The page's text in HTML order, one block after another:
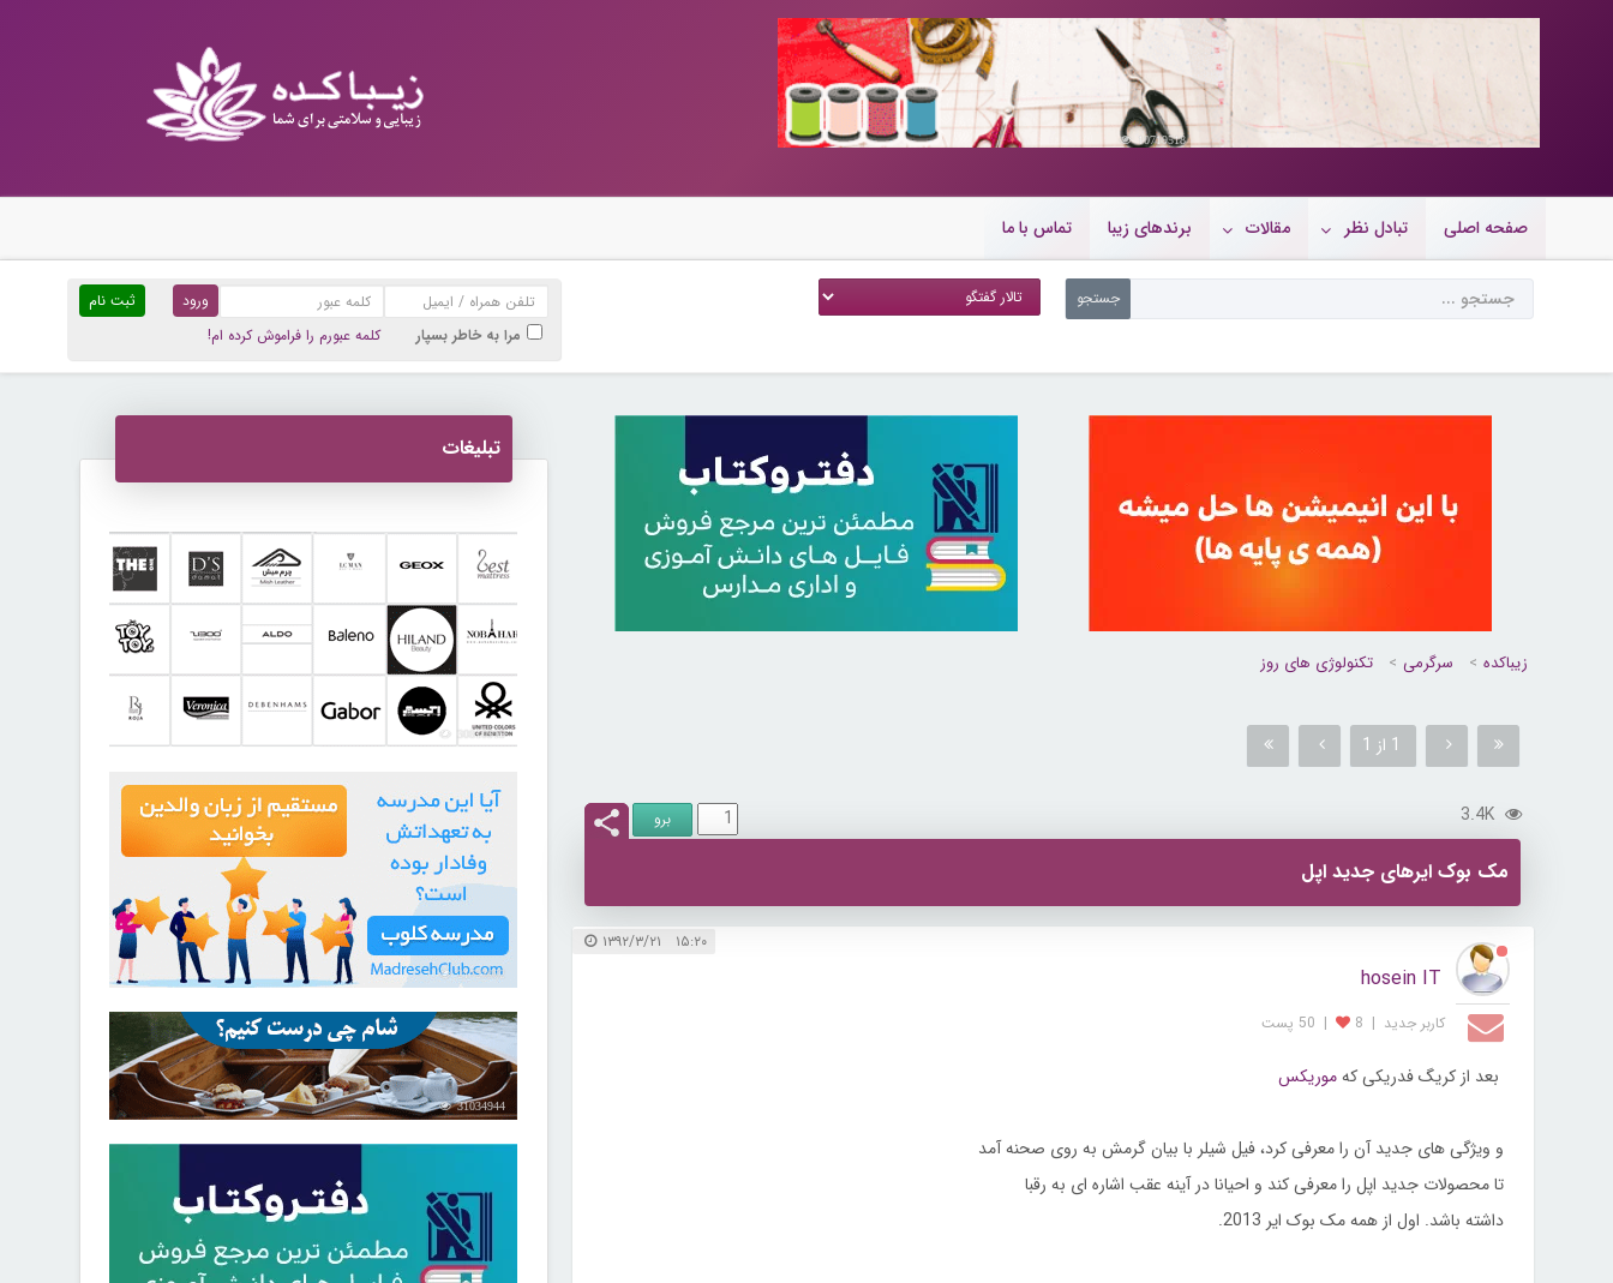
10719518
صفحه اصلی تبادل نظر مقالات برندهای زیبا تماس با ما
ثبت نام
مرا به خاطر بسپار
کلمه عبورم را فراموش کرده ام!
زیباکده سرگرمی تکنولوژی های روز
1 از 1
3.4K
مک بوک ایرهای جدید اپل
۱۵:۲۰ ۱۳۹۲/۳/۲۱
hosein IT
کاربر جديد |
8
| 50 پست
بعد از کریگ فدریکی کهموریکس
و ویژگی های جدید آن را معرفی کرد، فیل شیلر با بیان گرمش به روی صحنه آمد
تا محصولات جدید اپل را معرفی کند و احیانا در آینه عقب اشاره ای به رقبا
داشته باشد. اول از همه مک بوک ایر 2013.
تبلیغات
30810919
21723082
31034944